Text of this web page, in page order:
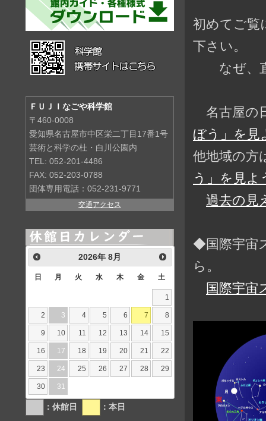
初めてご覧
下さい。
なぜ、直
名古屋の
ぼう」を見
他地域の方
う」を見
過去の見
◆国際宇宙
ら。
国際宇宙
ＦＵＪＩなごや科学館
〒460-0008
愛知県名古屋市中区栄二丁目17番1号
芸術と科学の杜・白川公園内
TEL: 052-201-4486
FAX: 052-203-0788
団体専用電話：052-231-9771
交通アクセス
2026年8月
日 月 火 水 木 金 土
1
2 3 4 5 6 7 8
9 10 11 12 13 14 15
16 17 18 19 20 21 22
23 24 25 26 27 28 29
30 31
：休館日 ：本日